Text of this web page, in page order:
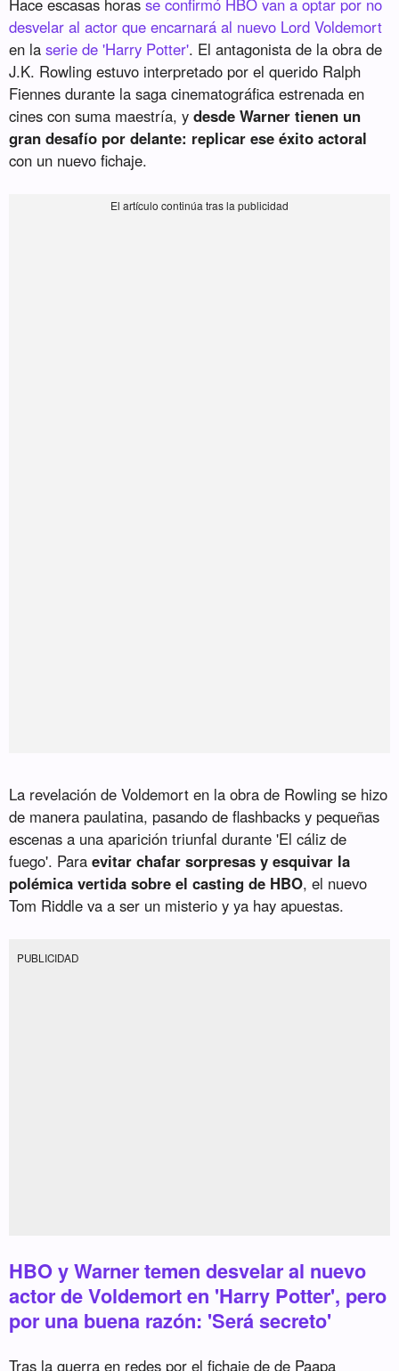
Hace escasas horasse confirmó HBO van a optar por no
desvelar al actor que encarnará al nuevo Lord Voldemort
en laserie de 'Harry Potter'. El antagonista de la obra de
J.K. Rowling estuvo interpretado por el querido Ralph
Fiennes durante la saga cinematográfica estrenada en
cines con suma maestría, ydesde Warner tienen un
gran desafío por delante: replicar ese éxito actoral
con un nuevo fichaje.
La revelación de Voldemort en la obra de Rowling se hizo
de manera paulatina, pasando de flashbacks y pequeñas
escenas a una aparición triunfal durante 'El cáliz de
fuego'. Paraevitar chafar sorpresas y esquivar la
polémica vertida sobre el casting de HBO, el nuevo
Tom Riddle va a ser un misterio y ya hay apuestas.
PUBLICIDAD
HBO y Warner temen desvelar al nuevo
actor de Voldemort en 'Harry Potter', pero
por una buena razón: 'Será secreto'
Tras la guerra en redes por el fichaje de de Paapa